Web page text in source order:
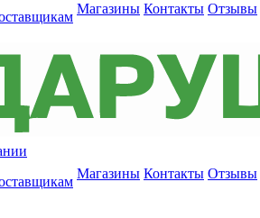
Магазины Контакты Отзывы
Магазины Контакты Отзывы